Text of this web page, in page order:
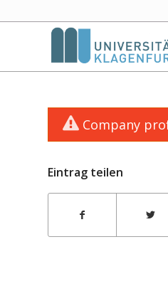
Company
Eintrag teilen